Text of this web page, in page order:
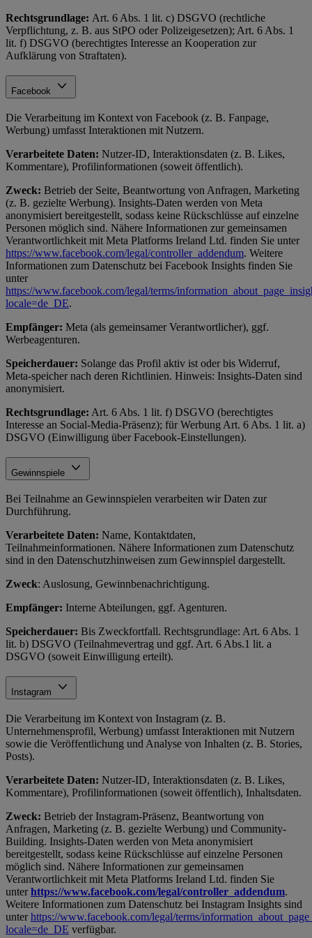
Rechtsgrundlage: Art. 6 Abs. 1 lit. c) DSGVO (rechtliche
Verpflichtung, z. B. aus StPO oder Polizeigesetzen); Art. 6 Abs. 1
lit. f) DSGVO (berechtigtes Interesse an Kooperation zur
Aufklärung von Straftaten).
Facebook
Die Verarbeitung im Kontext von Facebook (z. B. Fanpage,
Werbung) umfasst Interaktionen mit Nutzern.
Verarbeitete Daten: Nutzer-ID, Interaktionsdaten (z. B. Likes,
Kommentare), Profilinformationen (soweit öffentlich).
Zweck: Betrieb der Seite, Beantwortung von Anfragen, Marketing
(z. B. gezielte Werbung). Insights-Daten werden von Meta
anonymisiert bereitgestellt, sodass keine Rückschlüsse auf einzelne
Personen möglich sind. Nähere Informationen zur gemeinsamen
Verantwortlichkeit mit Meta Platforms Ireland Ltd. finden Sie unter
https://www.facebook.com/legal/controller_addendum. Weitere
Informationen zum Datenschutz bei Facebook Insights finden Sie
unter
https://www.facebook.com/legal/terms/
locale=de_DE.
Empfänger: Meta (als gemeinsamer Verantwortlicher), ggf.
Werbeagenturen.
Speicherdauer: Solange das Profil aktiv ist oder bis Widerruf,
Meta-speicher nach deren Richtlinien. Hinweis: Insights-Daten sind
anonymisiert.
Rechtsgrundlage: Art. 6 Abs. 1 lit. f) DSGVO (berechtigtes
Interesse an Social-Media-Präsenz); für Werbung Art. 6 Abs. 1 lit. a)
DSGVO (Einwilligung über Facebook-Einstellungen).
Gewinnspiele
Bei Teilnahme an Gewinnspielen verarbeiten wir Daten zur
Durchführung.
Verarbeitete Daten: Name, Kontaktdaten,
Teilnahmeinformationen. Nähere Informationen zum Datenschutz
sind in den Datenschutzhinweisen zum Gewinnspiel dargestellt.
Zweck: Auslosung, Gewinnbenachrichtigung.
Empfänger: Interne Abteilungen, ggf. Agenturen.
Speicherdauer: Bis Zweckfortfall. Rechtsgrundlage: Art. 6 Abs. 1
lit. b) DSGVO (Teilnahmevertrag und ggf. Art. 6 Abs.1 lit. a
DSGVO (soweit Einwilligung erteilt).
Instagram
Die Verarbeitung im Kontext von Instagram (z. B.
Unternehmensprofil, Werbung) umfasst Interaktionen mit Nutzern
sowie die Veröffentlichung und Analyse von Inhalten (z. B. Stories,
Posts).
Verarbeitete Daten: Nutzer-ID, Interaktionsdaten (z. B. Likes,
Kommentare), Profilinformationen (soweit öffentlich), Inhaltsdaten.
Zweck: Betrieb der Instagram-Präsenz, Beantwortung von
Anfragen, Marketing (z. B. gezielte Werbung) und Community-
Building. Insights-Daten werden von Meta anonymisiert
bereitgestellt, sodass keine Rückschlüsse auf einzelne Personen
möglich sind. Nähere Informationen zur gemeinsamen
Verantwortlichkeit mit Meta Platforms Ireland Ltd. finden Sie
unter https://www.facebook.com/legal/controller_addendum.
Weitere Informationen zum Datenschutz bei Instagram Insights sind
unter https://www.facebook.com/legal/terms/
locale=de_DE verfügbar.